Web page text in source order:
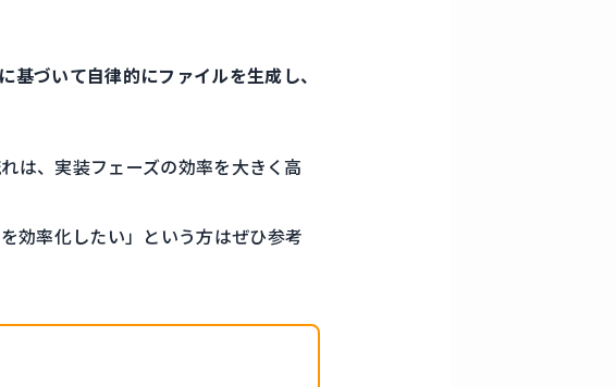
基づいて自律的にファイルを生成し、
は、実装フェーズの効率を大きく高
効率化したい」という方はぜひ参考